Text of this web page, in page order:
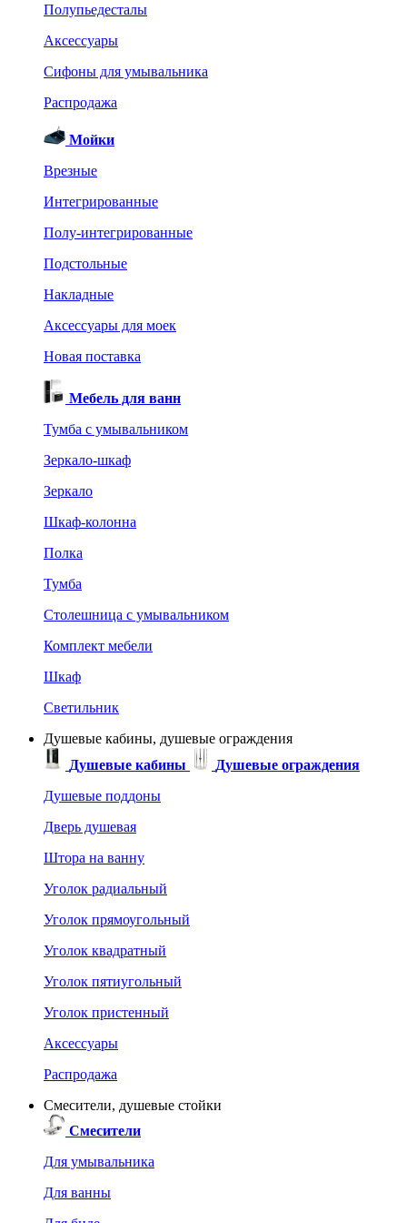
Полупьедесталы
Аксессуары
Сифоны для умывальника
Распродажа
Мойки
Врезные
Интегрированные
Полу-интегрированные
Подстольные
Накладные
Аксессуары для моек
Новая поставка
Мебель для ванн
Тумба с умывальником
Зеркало-шкаф
Зеркало
Шкаф-колонна
Полка
Тумба
Столешница с умывальником
Комплект мебели
Шкаф
Светильник
Душевые кабины, душевые ограждения
Душевые кабины
Душевые ограждения
Душевые поддоны
Дверь душевая
Штора на ванну
Уголок радиальный
Уголок прямоугольный
Уголок квадратный
Уголок пятиугольный
Уголок пристенный
Аксессуары
Распродажа
Смесители, душевые стойки
Смесители
Для умывальника
Для ванны